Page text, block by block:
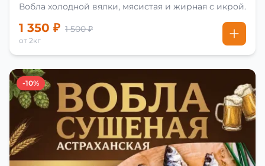
Вобла холодной вялки, мясистая и жирная с икрой.
1 350 ₽ 1 500 ₽
от 2кг
-10%